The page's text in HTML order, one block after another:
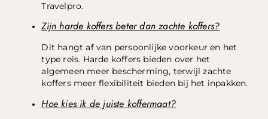
Travelpro.
Zijn harde koffers beter dan zachte koffers?
Dit hangt af van persoonlijke voorkeur en het
type reis. Harde koffers bieden over het
algemeen meer bescherming, terwijl zachte
koffers meer flexibiliteit bieden bij het inpakken.
Hoe kies ik de juiste koffermaat?